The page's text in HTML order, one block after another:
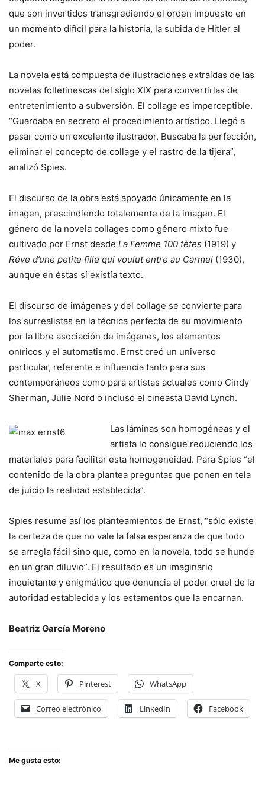
que son invertidos transgrediendo el orden impuesto en
un momento difícil para la historia, la subida de Hitler al
poder.
La novela está compuesta de ilustraciones extraídas de las
novelas folletinescas del siglo XIX para convertirlas de
entretenimiento a subversión. El collage es imperceptible.
“Guardaba en secreto el procedimiento artístico. Llegó a
pasar como un excelente ilustrador. Buscaba la perfección,
eliminar el concepto de collage y el rastro de la tijera”,
analizó Spies.
El discurso de la obra está apoyado únicamente en la
imagen, prescindiendo totalemente de la imagen. El
género de la novela collages como género mixto fue
cultivado por Ernst desde La Femme 100 tètes (1919) y
Réve d’une petite fille qui voulut entre au Carmel (1930),
aunque en éstas sí existía texto.
El discurso de imágenes y del collage se convierte para
los surrealistas en la técnica perfecta de su movimiento
por la libre asociación de imágenes, los elementos
oníricos y el automatismo. Ernst creó un universo
particular, referente e influencia tanto para sus
contemporáneos como para artistas actuales como Cindy
Sherman, Julie Nord o incluso el cineasta David Lynch.
Las láminas son homogéneas y el
artista lo consigue reduciendo los
materiales para facilitar esta homogeneidad. Para Spies “el
contenido de la obra plantea preguntas que ponen en tela
de juicio la realidad establecida”.
Spies resume así los planteamientos de Ernst, “sólo existe
la certeza de que no vale la falsa esperanza de que todo
se arregla fácil sino que, como en la novela, todo se hunde
en un gran diluvio”. El resultado es un imaginario
inquietante y enigmático que denuncia el poder cruel de la
autoridad establecida y los estamentos que la encarnan.
Beatriz García Moreno
Comparte esto:
X Pinterest WhatsApp
Correo electrónico LinkedIn Facebook
Me gusta esto: